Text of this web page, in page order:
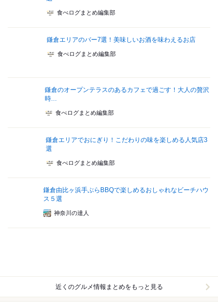
食べログまとめ編集部
鎌倉エリアのバー7選！美味しいお酒を味わえるお店
食べログまとめ編集部
鎌倉のオープンテラスのあるカフェで過ごす！大人の贅沢
時...
食べログまとめ編集部
鎌倉エリアでおにぎり！こだわりの味を楽しめる人気店3
選
食べログまとめ編集部
鎌倉由比ヶ浜手ぶらBBQで楽しめるおしゃれなビーチハウ
ス５選
神奈川の達人
近くのグルメ情報まとめをもっと見る